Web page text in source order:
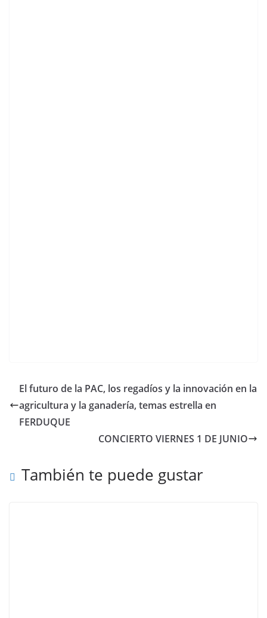
El futuro de la PAC, los regadíos y la innovación en la
agricultura y la ganadería, temas estrella en
FERDUQUE
CONCIERTO VIERNES 1 DE JUNIO
También te puede gustar